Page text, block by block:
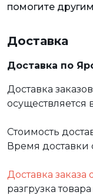
помогите
Доставка
Доставка по
Доставка
осуществляется
Стоимость
Время доставки
Доставка
разгрузка